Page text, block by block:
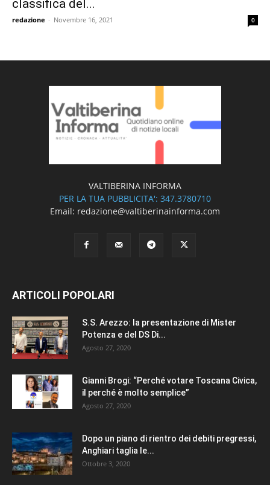
classifica del...
redazione - Novembre 16, 2021 0
VALTIBERINA INFORMA
PER LA TUA PUBBLICITA': 347.3780710
Email: redazione@valtiberinainforma.com
ARTICOLI POPOLARI
S.S. Arezzo: la presentazione di Mister
Potenza e del DS Di...
Agosto 27, 2020
Gianni Brogi: “Perché votare Toscana Civica,
il perché è molto semplice”
Agosto 27, 2020
Dopo un piano di rientro dei debiti pregressi,
Anghiari taglia le...
Ottobre 3, 2020